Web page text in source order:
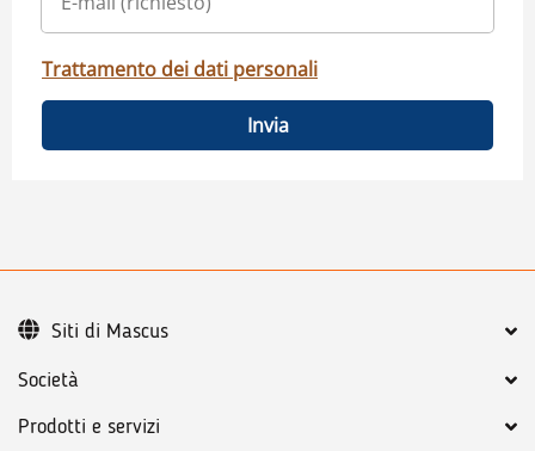
Trattamento dei dati personali
Invia
Società
Prodotti e servizi
Siti di Mascus